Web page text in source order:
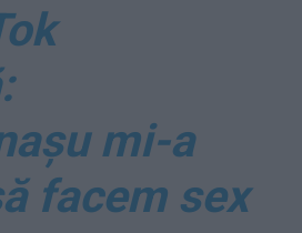
mi-a
facem sex